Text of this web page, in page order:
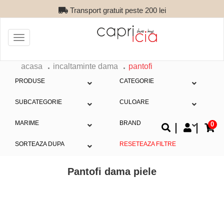
Transport gratuit peste 200 lei
0
Toggle
navigation
acasa incaltaminte dama pantofi
PRODUSE CATEGORIE
SUBCATEGORIE CULOARE
MARIME BRAND
SORTEAZA DUPA RESETEAZA FILTRE
Pantofi dama piele